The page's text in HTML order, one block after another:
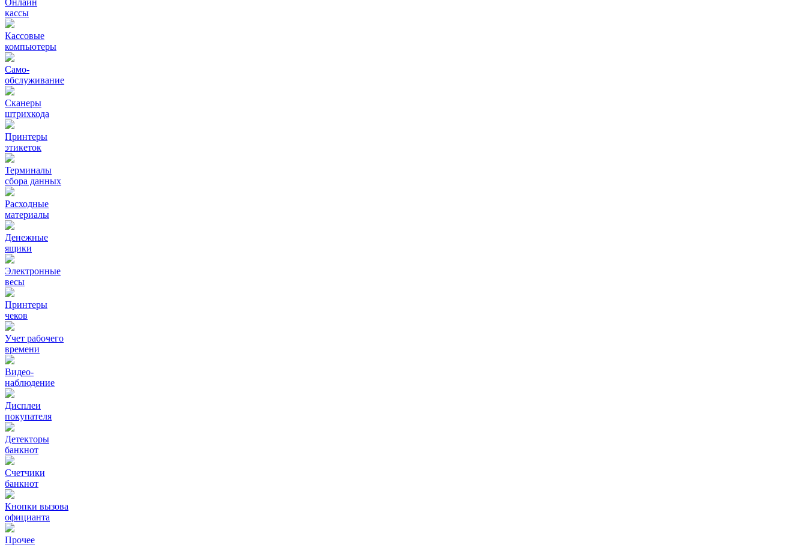
Онлайн
кассы
Кассовые
компьютеры
Само-
обслуживание
Сканеры
штрихкода
Принтеры
этикеток
Терминалы
сбора данных
Расходные
материалы
Денежные
ящики
Электронные
весы
Принтеры
чеков
Учет рабочего
времени
Видео‑
наблюдение
Дисплеи
покупателя
Детекторы
банкнот
Счетчики
банкнот
Кнопки вызова
официанта
Прочее